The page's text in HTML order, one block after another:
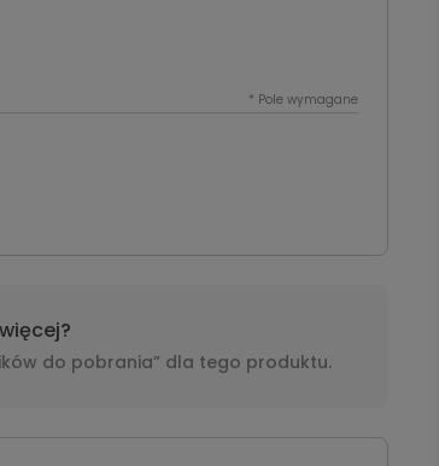
* Pole wymagane
do pobrania” dla tego produktu.